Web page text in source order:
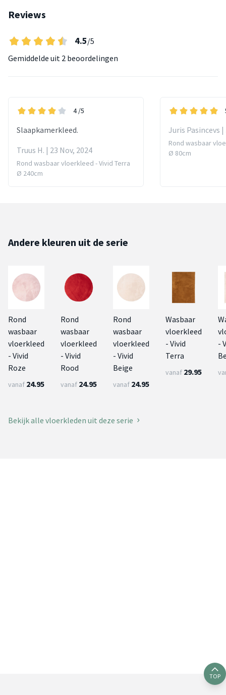
Reviews
4.5/5
Gemiddelde uit 2 beoordelingen
4 /5
Slaapkamerkleed.
Truus H. | 23 Nov, 2024
Rond wasbaar vloerkleed - Vivid Terra
Ø 240cm
Juris Pasincevs |
Rond wasbaar
Ø 80cm
Andere kleuren uit de serie
Rond
wasbaar
vloerkleed
- Vivid
Roze
vanaf 24.95
Rond
wasbaar
vloerkleed
- Vivid
Rood
vanaf 24.95
Rond
wasbaar
vloerkleed
- Vivid
Beige
vanaf 24.95
Wasbaar
vloerkleed
- Vivid
Terra
vanaf 29.95
-
Bekijk alle vloerkleden uit deze serie
TOP